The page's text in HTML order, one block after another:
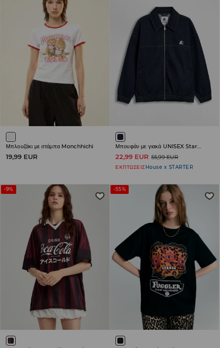
Μπλουζάκι με στάμπα Monchhichi
19,99 EUR
Μπουφάν με γιακά UNISEX Starter
22,99 EUR 55,99 EUR
ΕΚΠΤΩΣΕΙΣ House x STARTER
-9% -55%